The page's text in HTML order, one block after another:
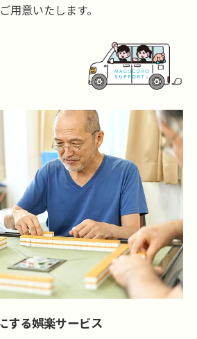
用意いたします。
する娯楽サービス